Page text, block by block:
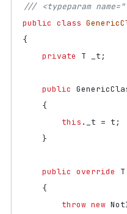
/// <typeparam
public class
{
private
T _t ;
public
{
this . _t = t ;
}
public override T
{
throw new